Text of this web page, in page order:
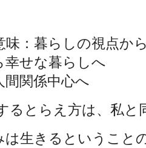
味：暮らしの視点か
幸せな暮らしへ
関係中心へ
るとらえ方は、私と
は生きるということ